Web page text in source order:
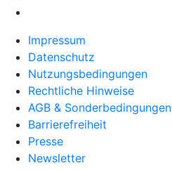
Impressum
Datenschutz
Nutzungsbedingungen
Rechtliche Hinweise
AGB & Sonderbedingungen
Barrierefreiheit
Presse
Newsletter